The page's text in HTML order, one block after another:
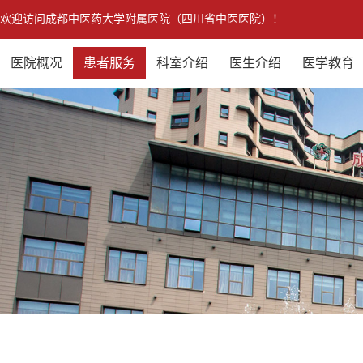
欢迎访问成都中医药大学附属医院（四川省中医医院）！
医院概况 患者服务 科室介绍 医生介绍 医学教育